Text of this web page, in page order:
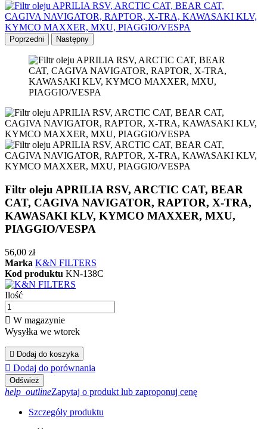
Poprzedni Następny
Filtr oleju APRILIA RSV, ARCTIC CAT, BEAR
CAT, CAGIVA NAVIGATOR, RAPTOR, X-TRA,
KAWASAKI KLV, KYMCO MAXXER, MXU,
PIAGGIO/VESPA
56,00 zł
Marka K&N FILTERS
Kod produktu KN-138C
Ilość
 W magazynie
Wysyłka we wtorek
 Dodaj do koszyka
 Dodaj do porównania
help_outlineZapytaj o produkt lub zaproponuj cenę
Szczegóły produktu